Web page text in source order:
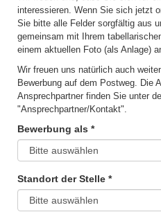
interessieren. Wenn Sie sich jetzt
Sie bitte alle Felder sorgfältig aus
gemeinsam mit Ihrem
einem aktuellen Foto (als Anlage)
Wir freuen uns natürlich auch
Bewerbung auf dem Postweg. Die
Ansprechpartner finden Sie unter
"Ansprechpartner/Kontakt".
Bewerbung als *
Standort der Stelle *